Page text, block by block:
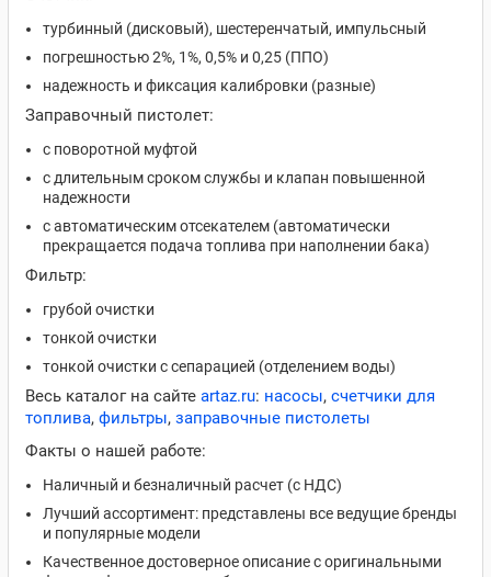
турбинный (дисковый), шестеренчатый, импульсный
погрешностью 2%, 1%, 0,5% и 0,25 (ППО)
надежность и фиксация калибровки (разные)
Заправочный пистолет:
с поворотной муфтой
с длительным сроком службы и клапан повышенной
надежности
с автоматическим отсекателем (автоматически
прекращается подача топлива при наполнении бака)
Фильтр:
грубой очистки
тонкой очистки
тонкой очистки с сепарацией (отделением воды)
Весь каталог на сайте artaz.ru: насосы, счетчики для
топлива, фильтры, заправочные пистолеты
Факты о нашей работе:
Наличный и безналичный расчет (с НДС)
Лучший ассортимент: представлены все ведущие бренды
и популярные модели
Качественное достоверное описание с оригинальными